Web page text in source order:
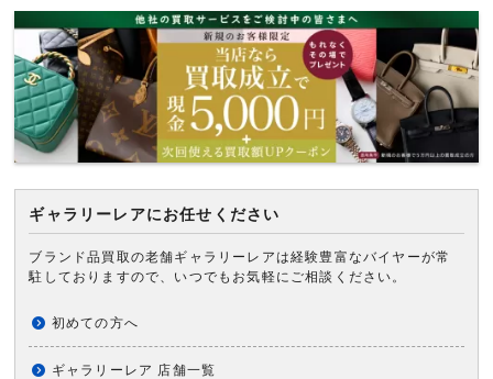
ギャラリーレアにお任せください
ブランド品買取の老舗ギャラリーレアは経験豊富なバイヤーが常
駐しておりますので、いつでもお気軽にご相談ください。
初めての方へ
ギャラリーレア 店舗一覧